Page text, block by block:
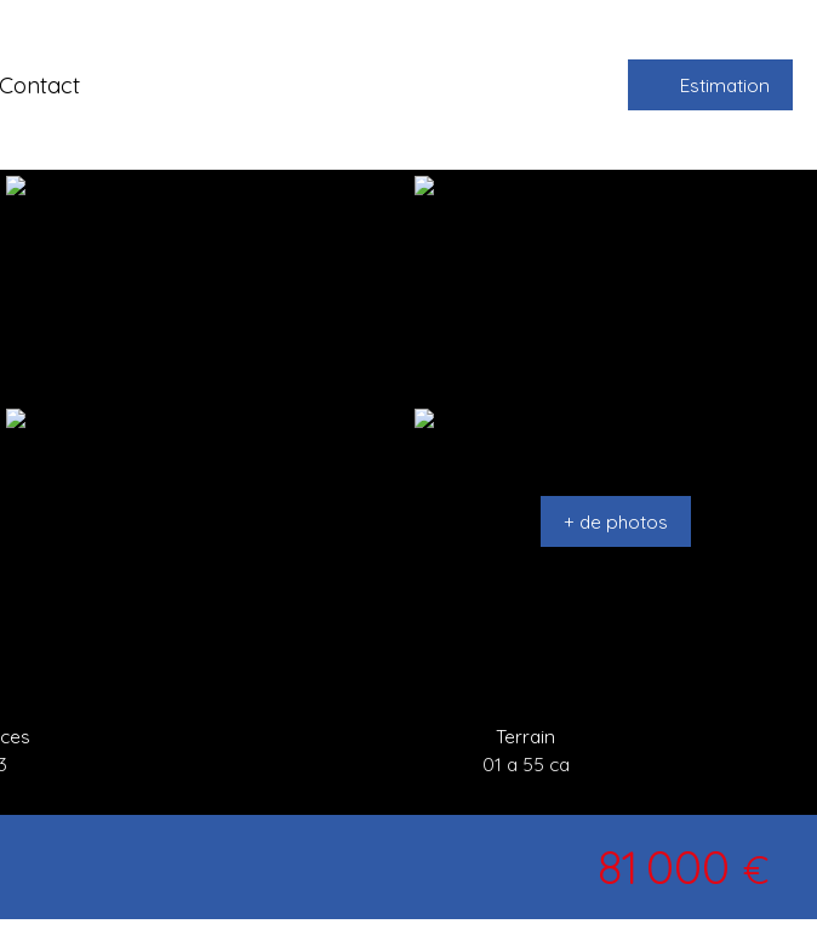
Contact Estimation
+ de photos
Terrain
01 a 55 ca
81 000 €